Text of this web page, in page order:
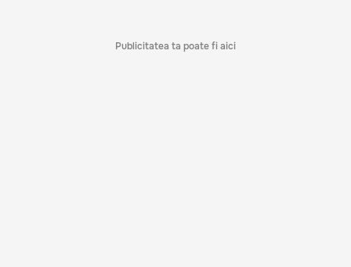
Publicitatea ta poate fi aici